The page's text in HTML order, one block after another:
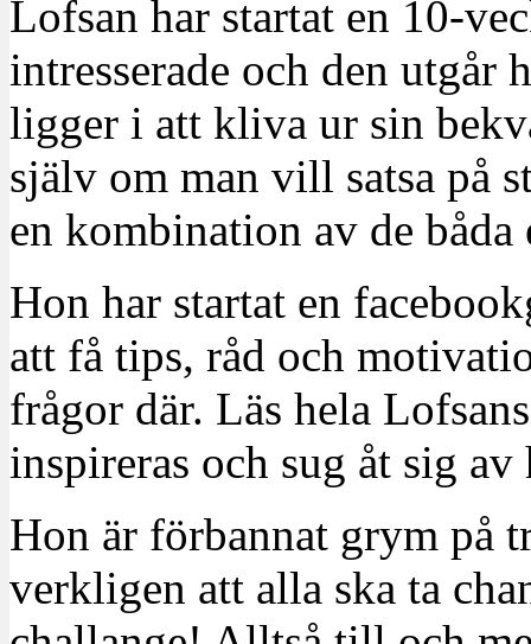
Lofsan har startat en 10-
intresserade och den
ligger i att kliva ur sin
själv om man vill satsa på
en kombination av de
Hon har startat en
att få tips, råd och
frågor där. Läs hela
inspireras och sug åt sig
Hon är förbannat grym på
verkligen att alla ska ta